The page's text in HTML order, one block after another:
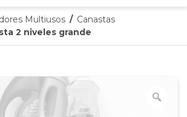
Multiusos / Canastas
2 niveles grande